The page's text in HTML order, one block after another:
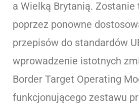
a Wielką Brytanią.
poprzez ponowne
przepisów do standardów
wprowadzenie istotnych
Border Target Operating
funkcjonującego zestawu